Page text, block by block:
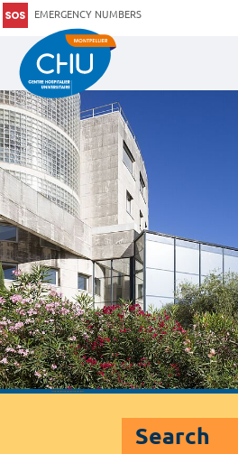
EMERGENCY NUMBERS
Search